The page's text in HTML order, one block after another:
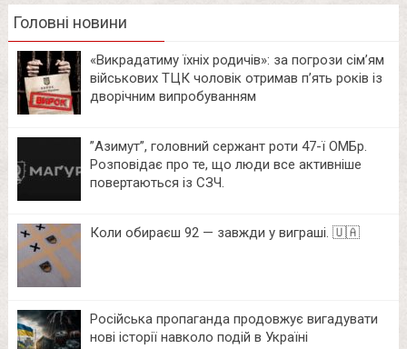
Головні новини
«Викрадатиму їхніх родичів»: за погрози сім’ям
військових ТЦК чоловік отримав п’ять років із
дворічним випробуванням
⁨”Азимут”, головний сержант роти 47-ї ОМБр.
Розповідає про те, що люди все активніше
повертаються із СЗЧ.
Коли обираєш 92 — завжди у виграші. 🇺🇦
Російська пропаганда продовжує вигадувати
нові історії навколо подій в Україні